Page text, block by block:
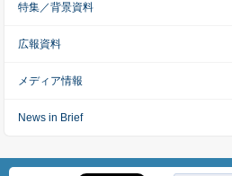
特集／背景資料
広報資料
メディア情報
News in Brief